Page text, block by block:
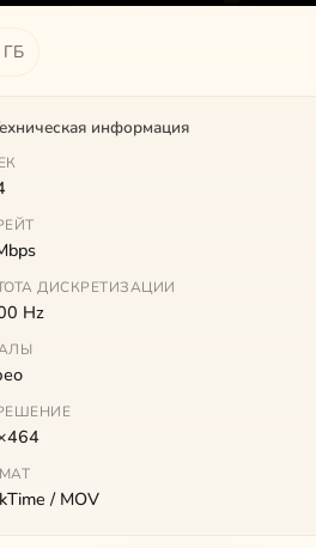
ГБ
информация
ДИСКРЕТИЗАЦИИ
Hz
/ MOV